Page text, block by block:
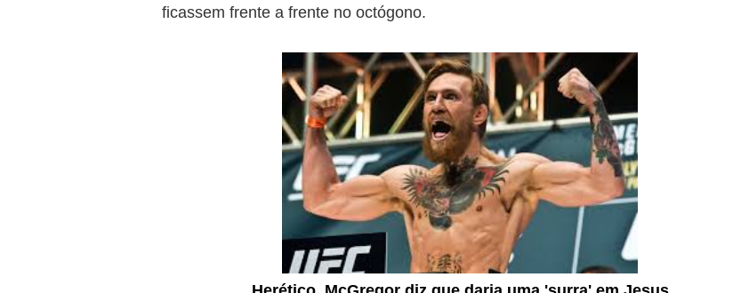
ficassem frente a frente no octógono.